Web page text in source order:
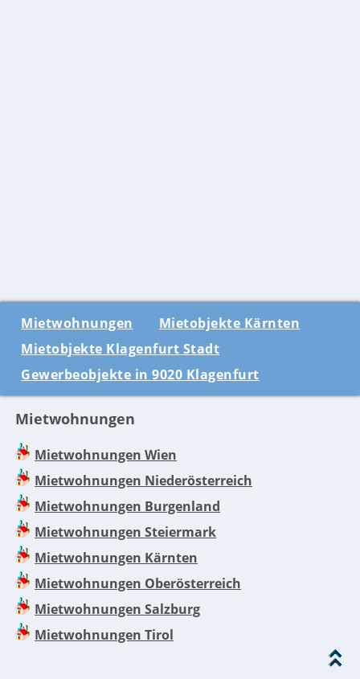
Mietwohnungen
Mietobjekte Kärnten
Mietobjekte Klagenfurt Stadt
Gewerbeobjekte in 9020 Klagenfurt
Mietwohnungen
Mietwohnungen Wien
Mietwohnungen Niederösterreich
Mietwohnungen Burgenland
Mietwohnungen Steiermark
Mietwohnungen Kärnten
Mietwohnungen Oberösterreich
Mietwohnungen Salzburg
Mietwohnungen Tirol